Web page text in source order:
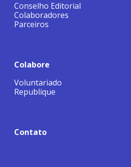
Conselho Editorial
Colaboradores
Parceiros
Colabore
Voluntariado
Republique
Contato